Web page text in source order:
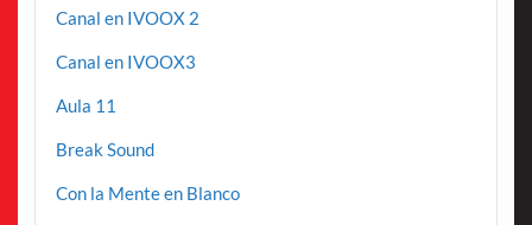
Canal en IVOOX 2
Canal en IVOOX3
Aula 11
Break Sound
Con la Mente en Blanco